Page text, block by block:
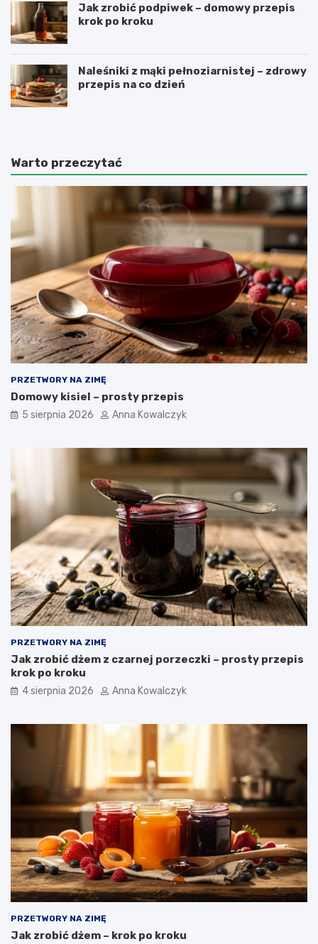
Jak zrobić podpiwek – domowy przepis
krok po kroku
Naleśniki z mąki pełnoziarnistej – zdrowy
przepis na co dzień
Warto przeczytać
PRZETWORY NA ZIMĘ
Domowy kisiel – prosty przepis
5 sierpnia 2026 Anna Kowalczyk
PRZETWORY NA ZIMĘ
Jak zrobić dżem z czarnej porzeczki – prosty przepis
krok po kroku
4 sierpnia 2026 Anna Kowalczyk
PRZETWORY NA ZIMĘ
Jak zrobić dżem – krok po kroku